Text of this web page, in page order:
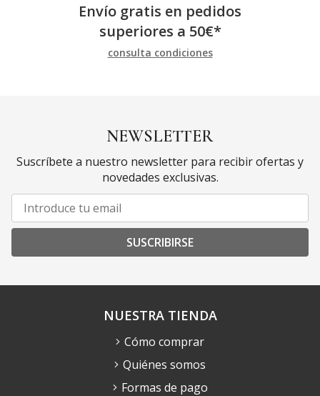
Envío gratis en pedidos
superiores a 50€*
consulta condiciones
NEWSLETTER
Suscríbete a nuestro newsletter para recibir ofertas y
novedades exclusivas.
SUSCRIBIRSE
NUESTRA TIENDA
Cómo comprar
Quiénes somos
Formas de pago